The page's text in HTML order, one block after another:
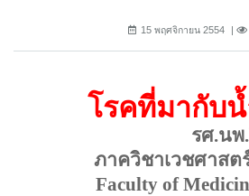
15 พฤศจิกายน 2554
โรคที่มากับ
รศ.นพ
ภาควิชาเวชศาสต
Faculty of